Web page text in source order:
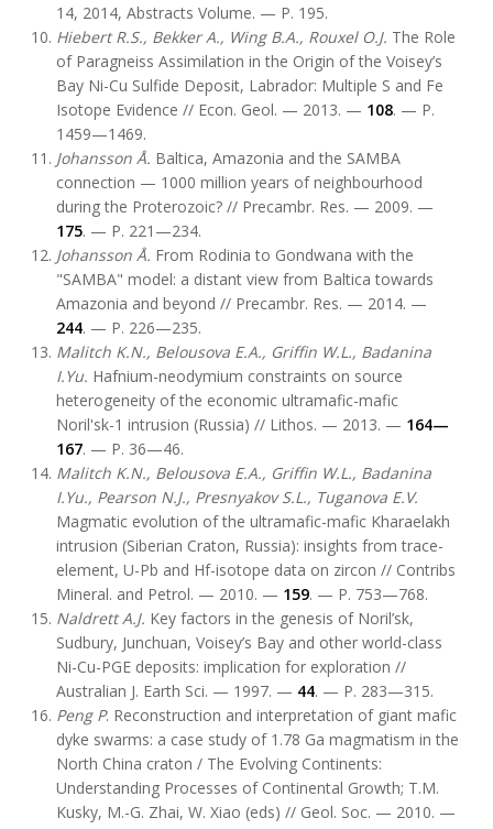
14, 2014, Abstracts Volume. — P. 195.
Hiebert R.S., Bekker A., Wing B.A., Rouxel O.J. The Role
of Paragneiss Assimilation in the Origin of the Voisey’s
Bay Ni-Cu Sulfide Deposit, Labrador: Multiple S and Fe
Isotope Evidence // Econ. Geol. — 2013. — 108. — P.
1459—1469.
Johansson Å. Baltica, Amazonia and the SAMBA
connection — 1000 million years of neighbourhood
during the Proterozoic? // Precambr. Res. — 2009. —
175. — P. 221—234.
Johansson Å. From Rodinia to Gondwana with the
"SAMBA" model: a distant view from Baltica towards
Amazonia and beyond // Precambr. Res. — 2014. —
244. — P. 226—235.
Malitch K.N., Belousova E.A., Griffin W.L., Badanina
I.Yu. Hafnium-neodymium constraints on source
heterogeneity of the economic ultramafic-mafic
Noril'sk-1 intrusion (Russia) // Lithos. — 2013. — 164—
167. — P. 36—46.
Malitch K.N., Belousova E.A., Griffin W.L., Badanina
I.Yu., Pearson N.J., Presnyakov S.L., Tuganova E.V.
Magmatic evolution of the ultramafic-mafic Kharaelakh
intrusion (Siberian Craton, Russia): insights from trace-
element, U-Pb and Hf-isotope data on zircon // Contribs
Mineral. and Petrol. — 2010. — 159. — P. 753—768.
Naldrett A.J. Key factors in the genesis of Noril’sk,
Sudbury, Junchuan, Voisey’s Bay and other world-class
Ni-Cu-PGE deposits: implication for exploration //
Australian J. Earth Sci. — 1997. — 44. — P. 283—315.
Peng P. Reconstruction and interpretation of giant mafic
dyke swarms: a case study of 1.78 Ga magmatism in the
North China craton / The Evolving Continents:
Understanding Processes of Continental Growth; T.M.
Kusky, M.-G. Zhai, W. Xiao (eds) // Geol. Soc. — 2010. —